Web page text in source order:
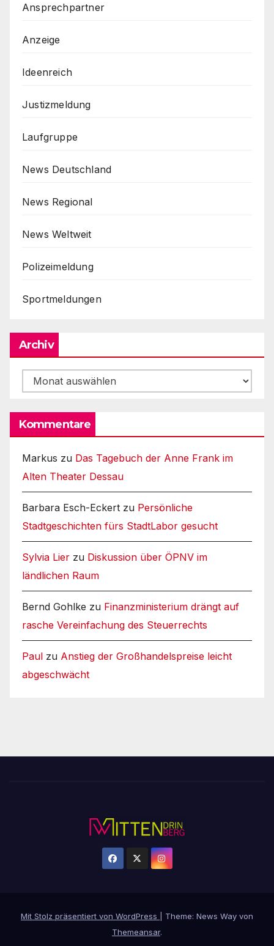
Ansprechpartner
Anzeige
Ideenreich
Justizmeldung
Laufgruppe
News Deutschland
News Regional
News Weltweit
Polizeimeldung
Sportmeldungen
Archiv
Archiv
Kommentare
Markus zu Das Tagebuch der Anne Frank im
Alten Theater Dessau
Barbara Esch-Eckert zu Persönliche
Stadtgeschichten fürs StadtLabor gesucht
Sylvia Lier zu Diskussion über ÖPNV im
ländlichen Raum
Bernd Gohlke zu Finanzministerium drängt auf
rasche Vereinfachung des Steuerrechts
Paul zu Anstieg der Großhandelspreise leicht
abgeschwächt
Mit Stolz präsentiert von WordPress
Theme: News Way von
Themeansar.